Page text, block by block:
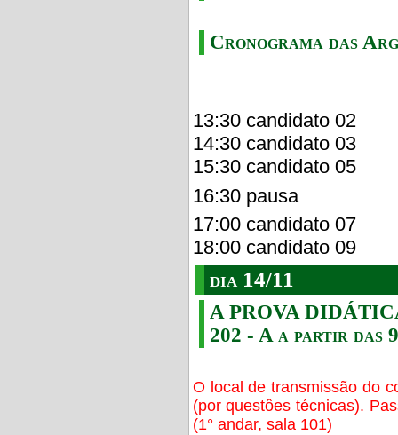
Cronograma das
13:30 candidato 02
14:30 candidato 03
15:30 candidato 05
16:30 pausa
17:00 candidato 07
18:00 candidato 09
dia 14/11
A PROVA
202 - A a partir das
O local de transmissão do
(por questôes técnicas).
(1° andar, sala 101)